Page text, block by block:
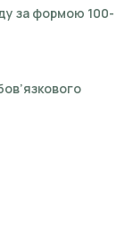
за формою 100-